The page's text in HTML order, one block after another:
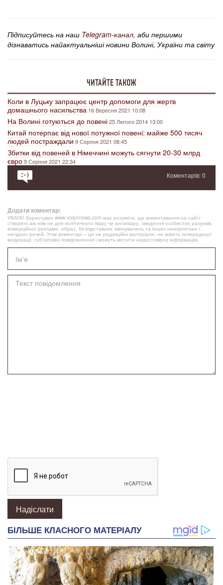
Підписуйтесь на наш Telegram-канал, аби першими
дізнаватись найактуальніші новини Волині, України та світу
ЧИТАЙТЕ ТАКОЖ
Коли в Луцьку запрацює центр допомоги для жертв
домашнього насильства 16 Вересня 2021 10:08
На Волині готуються до повені25 Лютого 2014 13:00
Китай потерпає від нової потужної повені: майже 500 тисяч
людей постраждали9 Серпня 2021 08:45
Збитки від повеней в Німеччині можуть сягнути 20-30 млрд
євро9 Серпня 2021 22:34
Коментарів: 0
Додати коментар:
УВАГА! Користувач www.volynnews.com має розуміти, що коментування на сайті
створені аж ніяк не для політичного піару чи антипіару, зведення особистих рахунків,
комерційної реклами, образ, безпідставних звинувачень та інших некоректних і
негідних речей. Утім коментарі – це не редакційні матеріали, не мають попередньої
модерації, суб’єктивні повідомлення і можуть містити недостовірну інформацію.